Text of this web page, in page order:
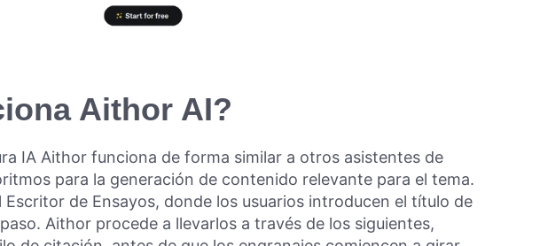
Aithor AI?
IA Aithor funciona de forma similar a otros asistentes de
para la generación de contenido relevante para el tema.
Escritor de Ensayos, donde los usuarios introducen el título de
Aithor procede a llevarlos a través de los siguientes,